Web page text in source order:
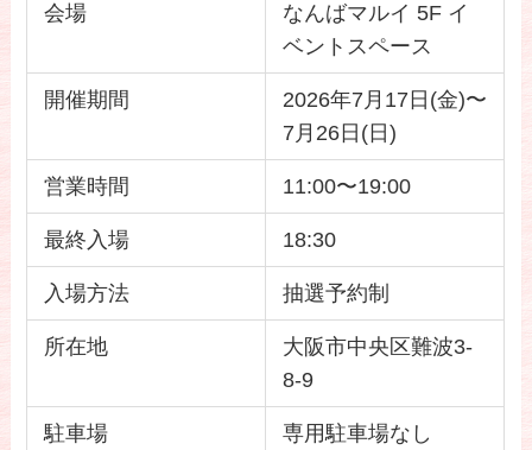
会場
なんばマルイ 5F イ
ベントスペース
開催期間
2026年7月17日(金)〜
7月26日(日)
営業時間 11:00〜19:00
最終入場 18:30
入場方法 抽選予約制
所在地
大阪市中央区難波3-
8-9
駐車場 専用駐車場なし